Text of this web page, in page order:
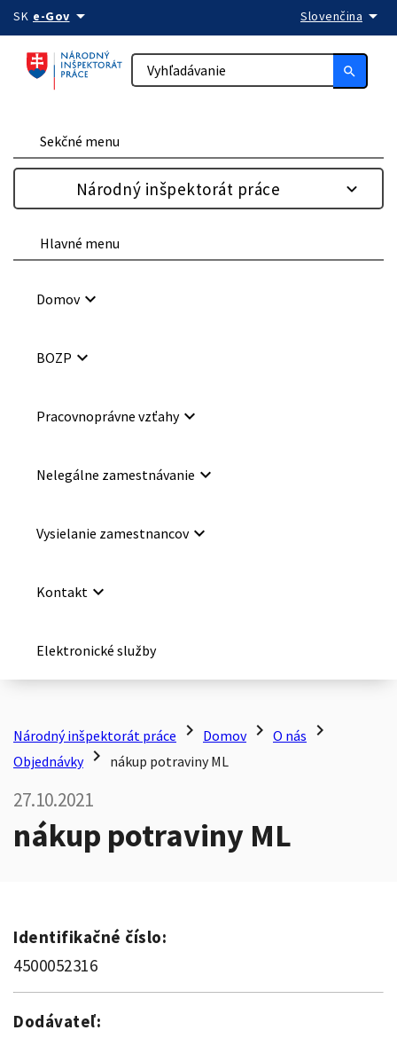
Preskočiť na obsah
SK e-Govarrow_drop_down Slovenčina arrow_drop_down
search
Sekčné menu
Národný inšpektorát práce
Hlavné menu
Domovkeyboard_arrow_down
BOZP keyboard_arrow_down
Pracovnoprávne vzťahykeyboard_arrow_down
Nelegálne zamestnávanie keyboard_arrow_down
Vysielanie zamestnancovkeyboard_arrow_down
Kontakt keyboard_arrow_down
Elektronické služby
Národný inšpektorát práce chevron_right Domov chevron_right O nás chevron_right
Objednávky chevron_right nákup potraviny ML
27.10.2021
nákup potraviny ML
Identifikačné číslo:
4500052316
Dodávateľ: